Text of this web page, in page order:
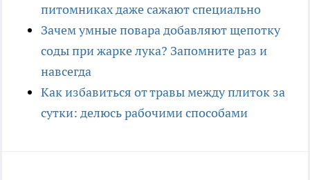
питомниках даже сажают специально
Зачем умные повара добавляют щепотку
соды при жарке лука? Запомните раз и
навсегда
Как избавиться от травы между плиток за
сутки: делюсь рабочими способами